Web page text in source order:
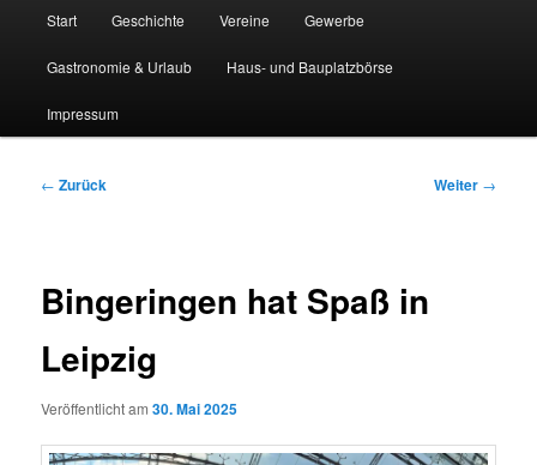
Start Geschichte Vereine Gewerbe
Gastronomie & Urlaub Haus- und Bauplatzbörse
Impressum
Beitragsnavigation
← Zurück Weiter →
Bingeringen hat Spaß in
Leipzig
Veröffentlicht am30. Mai 2025